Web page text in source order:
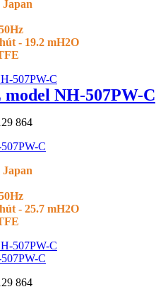
- 19.2 mH2O
NH-507PW-C
864
C
- 25.7 mH2O
C
864